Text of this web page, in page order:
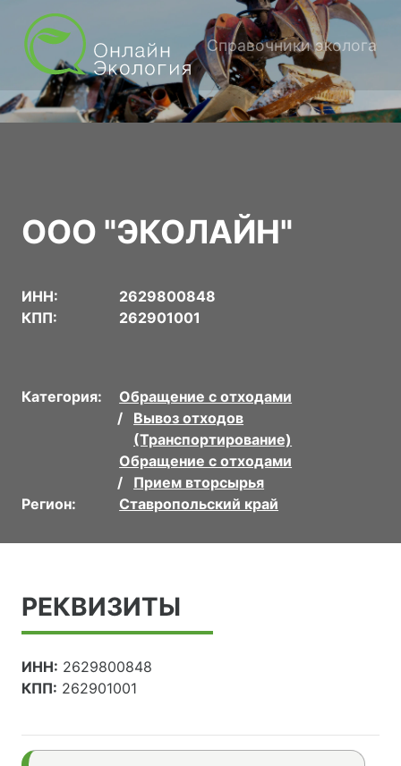
Справочники эколога
ООО "ЭКОЛАЙН"
ИНН:
2629800848
КПП:
262901001
Категория:
Обращение с отходами
Вывоз отходов
(Транспортирование)
Обращение с отходами
Прием вторсырья
Регион:
Ставропольский край
РЕКВИЗИТЫ
ИНН: 2629800848
КПП: 262901001